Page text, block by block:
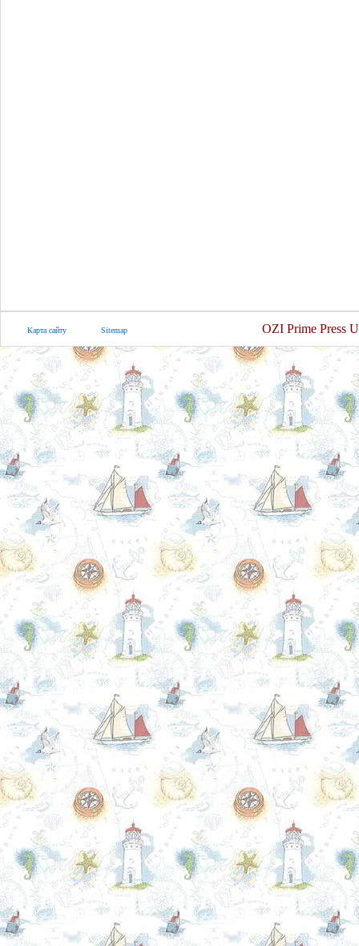
Карта сайту Sitemap OZI Prime Press